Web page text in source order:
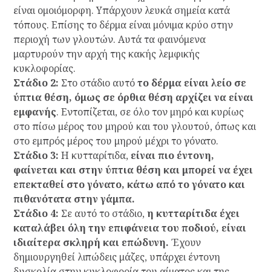
είναι ομοιόμορφη. Υπάρχουν λευκά σημεία κατά
τόπους. Επίσης το δέρμα είναι μόνιμα κρύο στην
περιοχή των γλουτών. Αυτά τα φαινόμενα
μαρτυρούν την αρχή της κακής λεμφικής
κυκλοφορίας.
Στάδιο 2: Στο στάδιο αυτότο δέρμα είναι λείο σε
ύπτια θέση, όμως σε όρθια θέση αρχίζει να είναι
εμφανής. Εντοπίζεται, σε όλο τον μηρό και κυρίως
στο πίσω μέρος του μηρού και του γλουτού, όπως και
στο εμπρός μέρος του μηρού μέχρι το γόνατο.
Στάδιο 3: Η κυτταρίτιδα, είναι πιο έντονη,
φαίνεται και στην ύπτια θέση και μπορεί να έχει
επεκταθεί στο γόνατο, κάτω από το γόνατο και
πιθανότατα στην γάμπα.
Στάδιο 4: Σε αυτό το στάδιο, η κυτταρίτιδα έχει
καταλάβει όλη την επιφάνεια του ποδιού, είναι
ιδιαίτερα σκληρή και επώδυνη. Έχουν
δημιουργηθεί λιπώδεις μάζες, υπάρχει έντονη